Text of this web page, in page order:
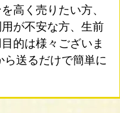
高く売りたい方、
が不安な方、生前
的は様々ございま
送るだけで簡単に